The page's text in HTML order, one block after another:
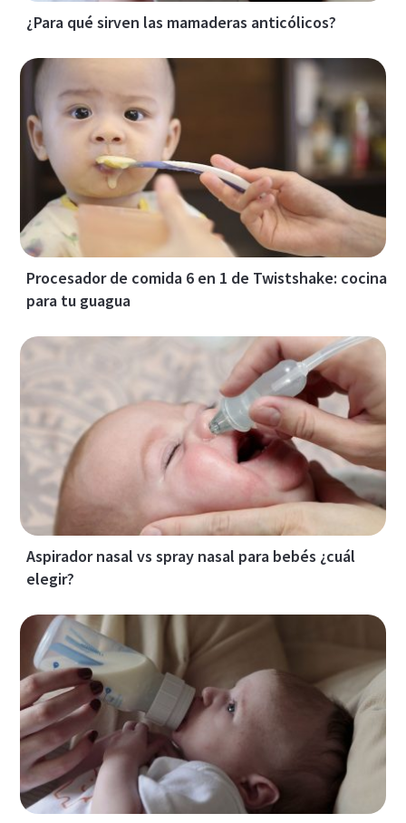
¿Para qué sirven las mamaderas anticólicos?
Procesador de comida 6 en 1 de Twistshake: cocina
para tu guagua
Aspirador nasal vs spray nasal para bebés ¿cuál
elegir?